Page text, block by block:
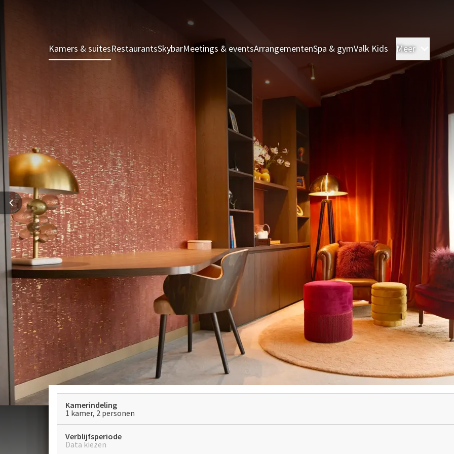
Kamers & suitesRestaurantsSkybarMeetings & eventsArrangementenSpa & gymValk Kids Meer
Kamerindeling
1 kamer, 2 personen
Verblijfsperiode
Data kiezen